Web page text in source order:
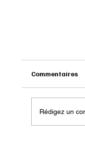
Onatera
Commentaires
Rédigez un